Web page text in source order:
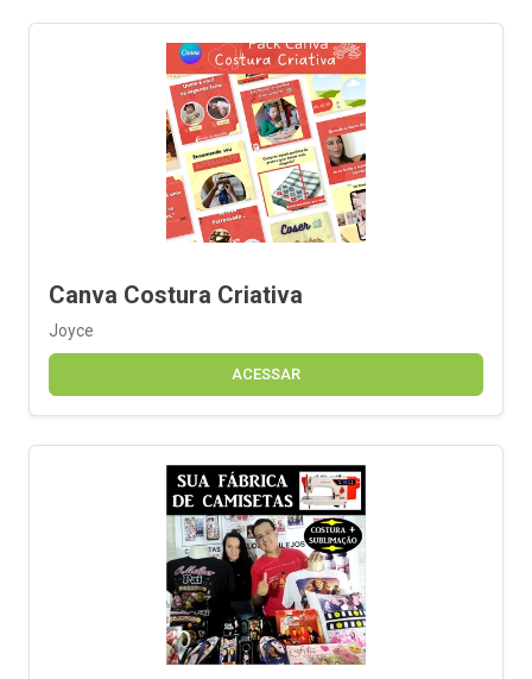
Canva Costura Criativa
Joyce
ACESSAR